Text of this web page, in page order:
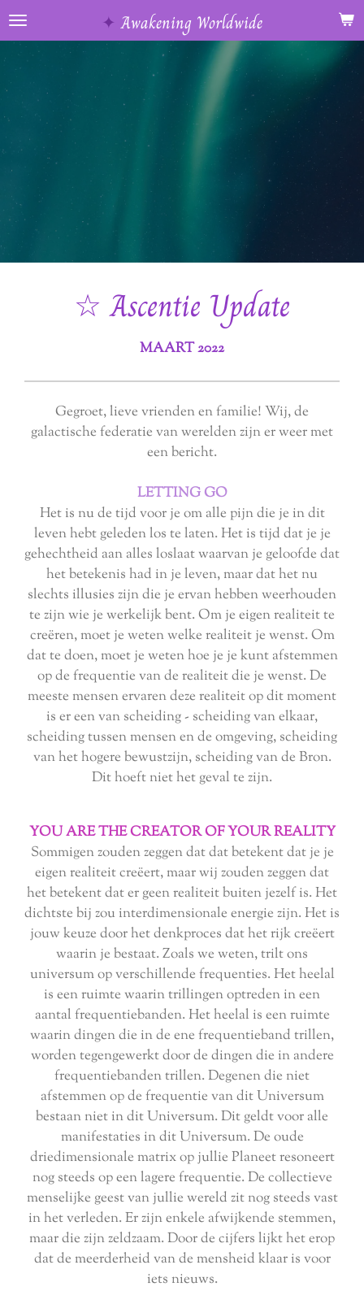
Ga
direct
de
hoofdinhoud
✦ Awakening Worldwide
☆ Ascentie Update
MAART 2022
Gegroet, lieve vrienden en familie! Wij, de
galactische federatie van werelden zijn er weer met
een bericht.
LETTING GO
Het is nu de tijd voor je om alle pijn die je in dit
leven hebt geleden los te laten. Het is tijd dat je je
gehechtheid aan alles loslaat waarvan je geloofde dat
het betekenis had in je leven, maar dat het nu
slechts illusies zijn die je ervan hebben weerhouden
te zijn wie je werkelijk bent. Om je eigen realiteit te
creëren, moet je weten welke realiteit je wenst. Om
dat te doen, moet je weten hoe je je kunt afstemmen
op de frequentie van de realiteit die je wenst. De
meeste mensen ervaren deze realiteit op dit moment
is er een van scheiding - scheiding van elkaar,
scheiding tussen mensen en de omgeving, scheiding
van het hogere bewustzijn, scheiding van de Bron.
Dit hoeft niet het geval te zijn.
YOU ARE THE CREATOR OF YOUR REALITY
Sommigen zouden zeggen dat dat betekent dat je je
eigen realiteit creëert, maar wij zouden zeggen dat
het betekent dat er geen realiteit buiten jezelf is. Het
dichtste bij zou interdimensionale energie zijn. Het is
jouw keuze door het denkproces dat het rijk creëert
waarin je bestaat. Zoals we weten, trilt ons
universum op verschillende frequenties. Het heelal
is een ruimte waarin trillingen optreden in een
aantal frequentiebanden. Het heelal is een ruimte
waarin dingen die in de ene frequentieband trillen,
worden tegengewerkt door de dingen die in andere
frequentiebanden trillen. Degenen die niet
afstemmen op de frequentie van dit Universum
bestaan niet in dit Universum. Dit geldt voor alle
manifestaties in dit Universum. De oude
driedimensionale matrix op jullie Planeet resoneert
nog steeds op een lagere frequentie. De collectieve
menselijke geest van jullie wereld zit nog steeds vast
in het verleden. Er zijn enkele afwijkende stemmen,
maar die zijn zeldzaam. Door de cijfers lijkt het erop
dat de meerderheid van de mensheid klaar is voor
iets nieuws.